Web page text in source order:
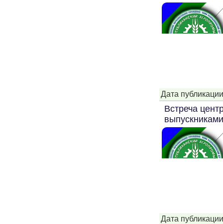
Дата
Встреча
Дата